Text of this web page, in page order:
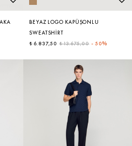
BEYAZ LOGO KAPÜŞONLU
SWEATSHIRT
₺ 6.837,50 ₺ 13.675,00 - 50%